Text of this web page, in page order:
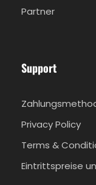
Partner
Support
Privacy Policy
Terms &
Eintrittspreise